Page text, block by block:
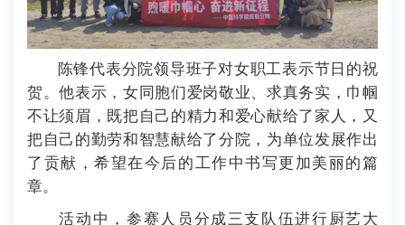
陈锋代表分院领导班子对女职工表示节日的祝
贺。他表示，女同胞们爱岗敬业、求真务实，巾帼
不让须眉，既把自己的精力和爱心献给了家人，又
把自己的勤劳和智慧献给了分院，为单位发展作出
了贡献，希望在今后的工作中书写更加美丽的篇
章。
活动中，参赛人员分成三支队伍进行厨艺大